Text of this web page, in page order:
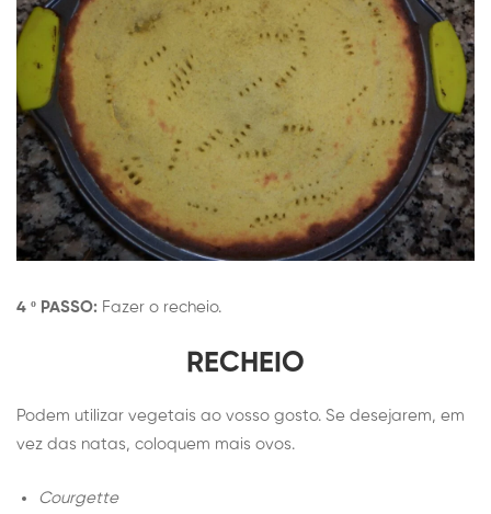
4 º PASSO: Fazer o recheio.
RECHEIO
Podem utilizar vegetais ao vosso gosto. Se desejarem, em
vez das natas, coloquem mais ovos.
Courgette